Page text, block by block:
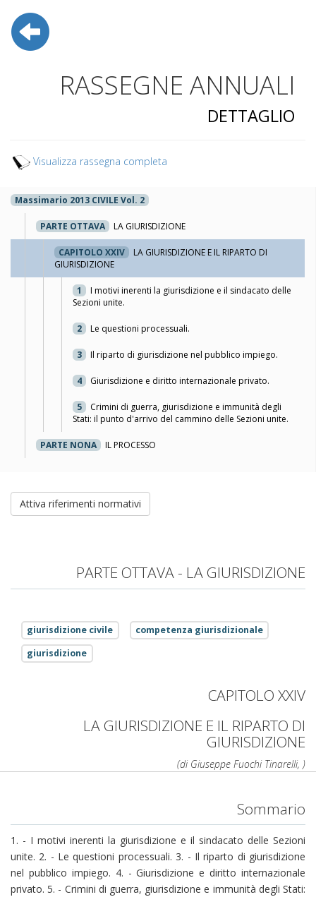
RASSEGNE ANNUALI
DETTAGLIO
Visualizza rassegna completa
Massimario 2013 CIVILE Vol. 2
PARTE OTTAVA LA GIURISDIZIONE
CAPITOLO XXIV
LA GIURISDIZIONE E IL RIPARTO DI
GIURISDIZIONE
1
I motivi inerenti la giurisdizione e il sindacato delle
Sezioni unite.
2 Le questioni processuali.
3 Il riparto di giurisdizione nel pubblico impiego.
4 Giurisdizione e diritto internazionale privato.
5
Crimini di guerra, giurisdizione e immunità degli
Stati: il punto d'arrivo del cammino delle Sezioni unite.
PARTE NONA IL PROCESSO
Attiva riferimenti normativi
PARTE OTTAVA - LA GIURISDIZIONE
giurisdizione civile
competenza giurisdizionale
giurisdizione
CAPITOLO XXIV
LA GIURISDIZIONE E IL RIPARTO DI
GIURISDIZIONE
(di Giuseppe Fuochi Tinarelli, )
Sommario
1. - I motivi inerenti la giurisdizione e il sindacato delle Sezioni
unite. 2. - Le questioni processuali. 3. - Il riparto di giurisdizione
nel pubblico impiego. 4. - Giurisdizione e diritto internazionale
privato. 5. - Crimini di guerra, giurisdizione e immunità degli Stati: